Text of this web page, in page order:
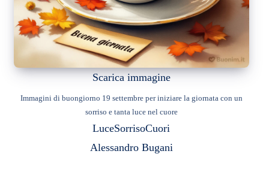
Scarica immagine
Immagini di buongiorno 19 settembre per iniziare la giornata con un
sorriso e tanta luce nel cuore
LuceSorrisoCuori
Alessandro Bugani